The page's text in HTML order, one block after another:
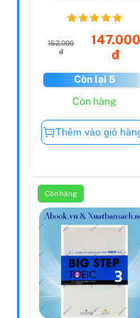
152.000
đ
147.000
đ
Còn lại 5
Còn hàng
Thêm vào giỏ
Còn hàng